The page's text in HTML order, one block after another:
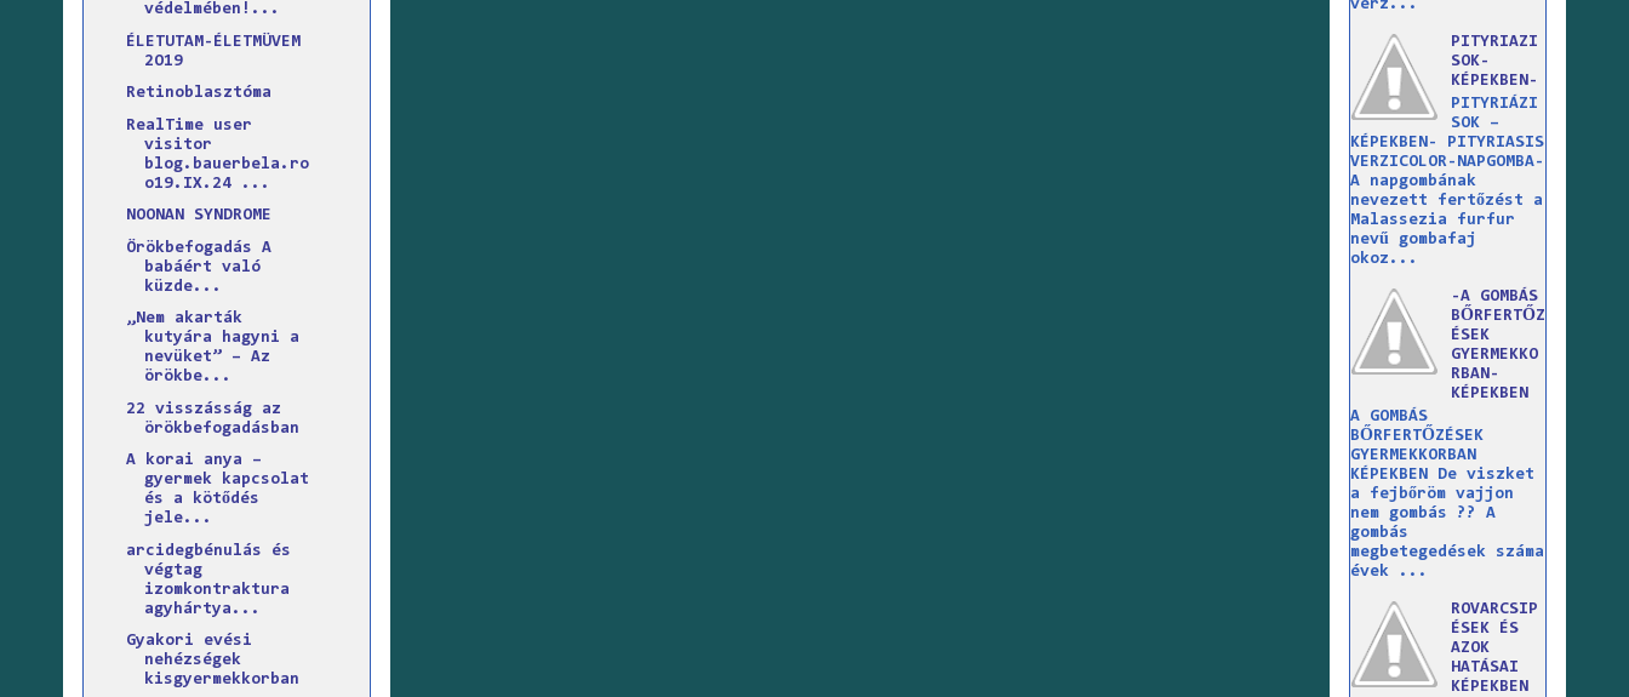
védelmében!...
ÉLETUTAM-ÉLETMÜVEM
2O19
Retinoblasztóma
RealTime user
visitor
blog.bauerbela.ro
o19.IX.24 ...
NOONAN SYNDROME
Örökbefogadás A
babáért való
küzde...
„Nem akarták
kutyára hagyni a
nevüket” – Az
örökbe...
22 visszásság az
örökbefogadásban
A korai anya –
gyermek kapcsolat
és a kötődés
jele...
arcidegbénulás és
végtag
izomkontraktura
agyhártya...
Gyakori evési
nehézségek
kisgyermekkorban
vérz...
PITYRIAZI
SOK-
KÉPEKBEN-
PITYRIÁZI
SOK –
KÉPEKBEN- PITYRIASIS
VERZICOLOR-NAPGOMBA-
A napgombának
nevezett fertőzést a
Malassezia furfur
nevű gombafaj
okoz...
-A GOMBÁS
BŐRFERTŐZ
ÉSEK
GYERMEKKO
RBAN-
KÉPEKBEN
A GOMBÁS
BŐRFERTŐZÉSEK
GYERMEKKORBAN
KÉPEKBEN De viszket
a fejbőröm vajjon
nem gombás ?? A
gombás
megbetegedések száma
évek ...
ROVARCSIP
ÉSEK ÉS
AZOK
HATÁSAI
KÉPEKBEN